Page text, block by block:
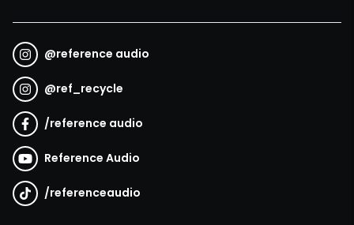
@reference audio
@ref_recycle
/reference audio
Reference Audio
/referenceaudio